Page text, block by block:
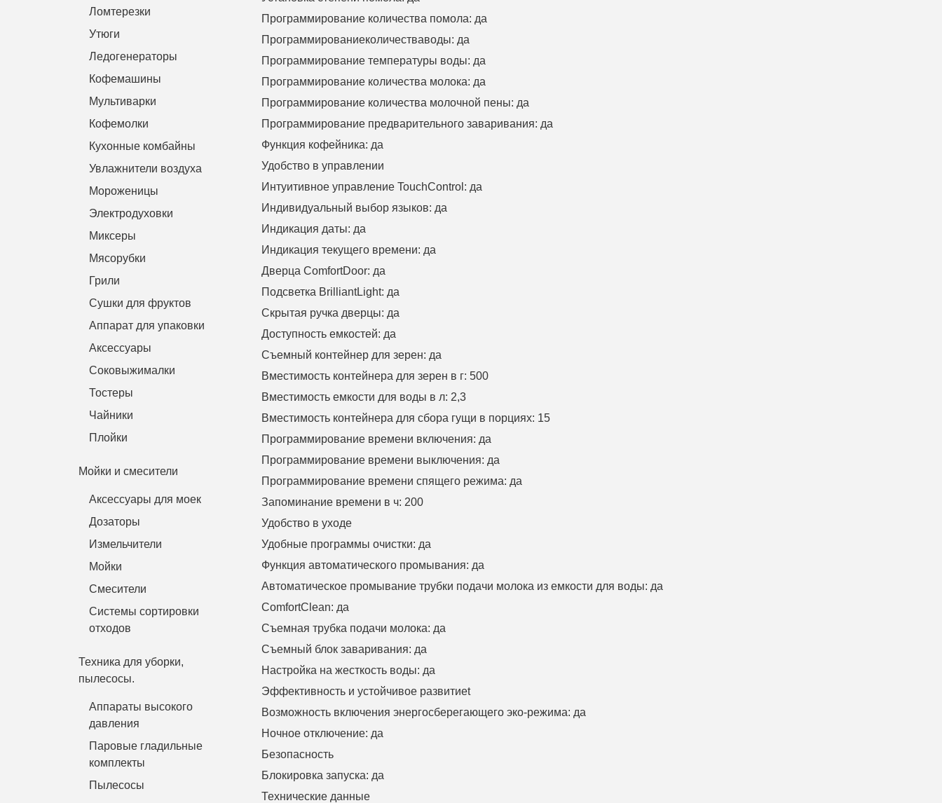
Программирование количества помола: да
Программированиеколичестваводы: да
Программирование температуры воды: да
Программирование количества молока: да
Программирование количества молочной пены: да
Программирование предварительного заваривания: да
Функция кофейника: да
Удобство в управлении
Интуитивное управление TouchControl: да
Индивидуальный выбор языков: да
Индикация даты: да
Индикация текущего времени: да
Дверца ComfortDoor: да
Подсветка BrilliantLight: да
Скрытая ручка дверцы: да
Доступность емкостей: да
Съемный контейнер для зерен: да
Вместимость контейнера для зерен в г: 500
Вместимость емкости для воды в л: 2,3
Вместимость контейнера для сбора гущи в порциях: 15
Программирование времени включения: да
Программирование времени выключения: да
Программирование времени спящего режима: да
Запоминание времени в ч: 200
Удобство в уходе
Удобные программы очистки: да
Функция автоматического промывания: да
Автоматическое промывание трубки подачи молока из емкости для воды: да
ComfortClean: да
Съемная трубка подачи молока: да
Съемный блок заваривания: да
Настройка на жесткость воды: да
Эффективность и устойчивое развитиеt
Возможность включения энергосберегающего эко-режима: да
Ночное отключение: да
Безопасность
Блокировка запуска: да
Технические данные
Ломтерезки
Утюги
Ледогенераторы
Кофемашины
Мультиварки
Кофемолки
Кухонные комбайны
Увлажнители воздуха
Мороженицы
Электродуховки
Миксеры
Мясорубки
Грили
Сушки для фруктов
Аппарат для упаковки
Аксессуары
Соковыжималки
Тостеры
Чайники
Плойки
Мойки и смесители
Аксессуары для моек
Дозаторы
Измельчители
Мойки
Смесители
Системы сортировки
отходов
Техника для уборки,
пылесосы.
Аппараты высокого
давления
Паровые гладильные
комплекты
Пылесосы